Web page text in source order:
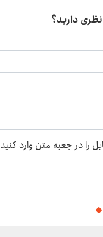
دارید؟
را در جعبه متن وارد کنید